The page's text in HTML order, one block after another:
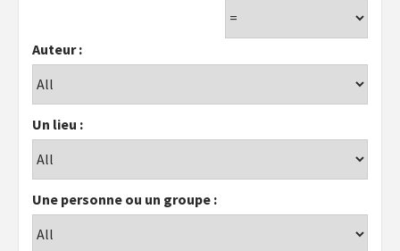
Auteur :
Un lieu :
Une personne ou un groupe :